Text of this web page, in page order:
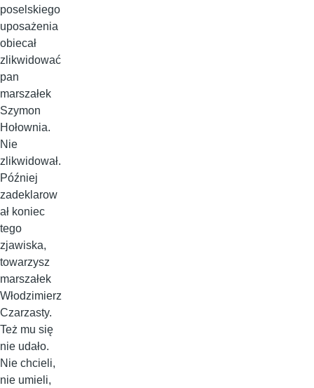
poselskiego
uposażenia
obiecał
zlikwidować
pan
marszałek
Szymon
Hołownia.
Nie
zlikwidował.
Później
zadeklarow
ał koniec
tego
zjawiska,
towarzysz
marszałek
Włodzimierz
Czarzasty.
Też mu się
nie udało.
Nie chcieli,
nie umieli,